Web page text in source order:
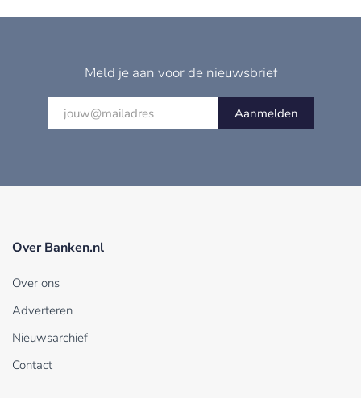
Meld je aan voor de nieuwsbrief
Aanmelden
Over Banken.nl
Over ons
Adverteren
Nieuwsarchief
Contact